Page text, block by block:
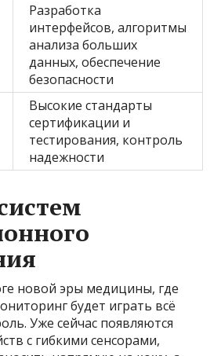
Разработка
интерфейсов, алгоритмы
анализа больших
данных, обеспечение
безопасности
Высокие стандарты
сертификации и
тестирования, контроль
надежности
новой эры медицины, где
будет играть всё
Уже сейчас появляются
с гибкими сенсорами,